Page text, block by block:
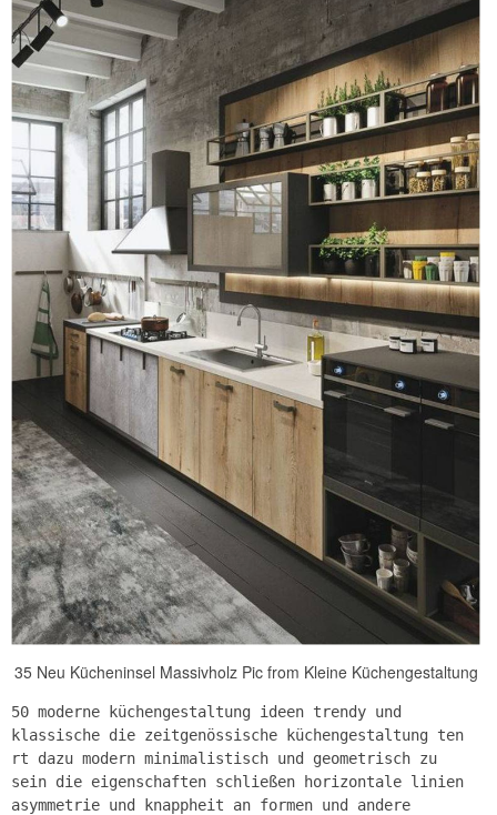
35 Neu Kücheninsel Massivholz Pic from Kleine Küchengestaltung
50 moderne küchengestaltung ideen trendy und
klassische die zeitgenössische küchengestaltung ten
rt dazu modern minimalistisch und geometrisch zu
sein die eigenschaften schließen horizontale linien
asymmetrie und knappheit an formen und andere